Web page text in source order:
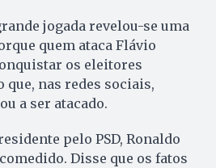
jogada revelou-se uma
quem ataca Flávio
os eleitores
nas redes sociais,
a ser atacado.
pelo PSD, Ronaldo
Disse que os fatos